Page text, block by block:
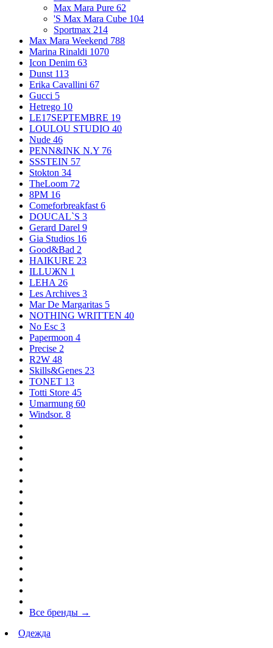
Max Mara Pure 62
'S Max Mara Cube 104
Sportmax 214
Max Mara Weekend 788
Marina Rinaldi 1070
Icon Denim 63
Dunst 113
Erika Cavallini 67
Gucci 5
Hetrego 10
LE17SEPTEMBRE 19
LOULOU STUDIO 40
Nude 46
PENN&INK N.Y 76
SSSTEIN 57
Stokton 34
TheLoom 72
8PM 16
Comeforbreakfast 6
DOUCAL`S 3
Gerard Darel 9
Gia Studios 16
Good&Bad 2
HAIKURE 23
ILLUЖN 1
LEHA 26
Les Archives 3
Mar De Margaritas 5
NOTHING WRITTEN 40
No Esc 3
Papermoon 4
Precise 2
R2W 48
Skills&Genes 23
TONET 13
Totti Store 45
Umarmung 60
Windsor. 8
Все бренды →
Одежда